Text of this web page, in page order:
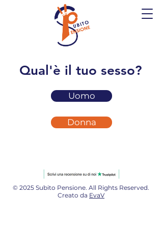
Qual'è il tuo sesso?
Uomo
Donna
© 2025 Subito Pensione. All Rights Reserved.
Creato da EvaV